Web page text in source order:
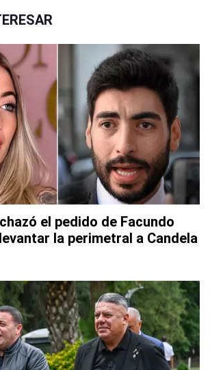
el pedido de Facundo
la perimetral a Candela